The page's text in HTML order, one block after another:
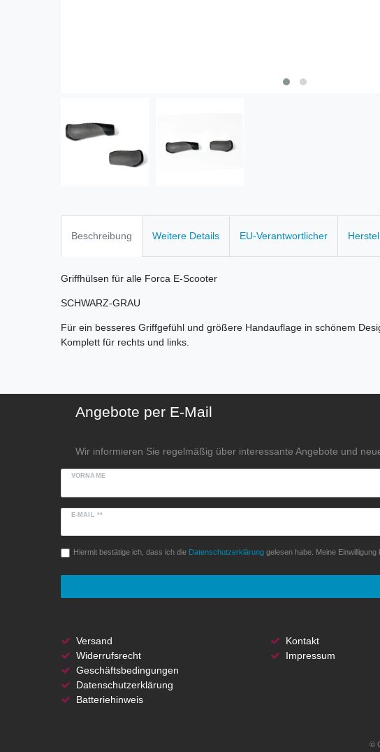
Beschreibung Weitere Details EU-Verantwortlicher
Griffhülsen für alle Forca E-Scooter
SCHWARZ-GRAU
Für ein besseres Griffgefühl und größere Handauflage in schönem
Komplett für rechts und links.
Angebote per E-Mail
Wir informieren Sie regelmäßig über interessante Angebote und
VORNAME
E-MAIL **
Hiermit bestätige ich, dass ich die Daten­schutz­erklärunggelesen habe. Meine Einwilligung
Versand
Widerrufsrecht
Geschäftsbedingungen
Datenschutzerklärung
Batteriehinweis
Kontakt
Impressum
©